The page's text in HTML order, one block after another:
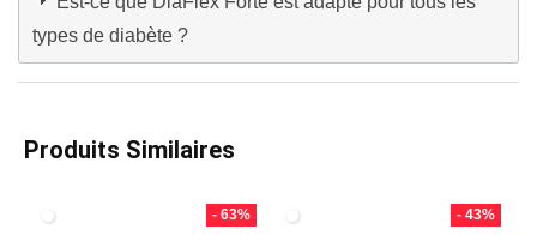
types de diabète ?
Produits Similaires
- 63% - 43%